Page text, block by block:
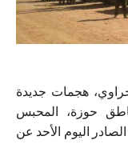
هجمات جديدة
حوزة، المحبس
والبگاري، حسب البلاغ العسكري رقم 116 الصادر اليوم الأحد عن